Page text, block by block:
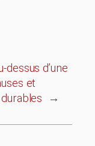
dessus d’une
et
→